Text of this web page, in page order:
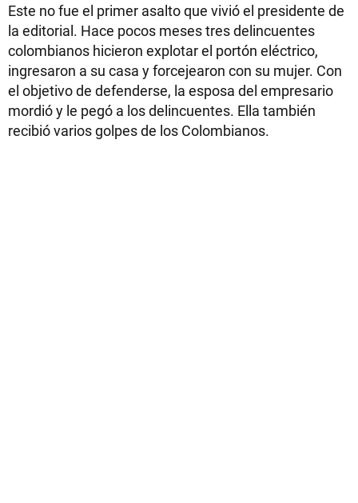
Este no fue el primer asalto que vivió el presidente de
la editorial. Hace pocos meses tres delincuentes
colombianos hicieron explotar el portón eléctrico,
ingresaron a su casa y forcejearon con su mujer. Con
el objetivo de defenderse, la esposa del empresario
mordió y le pegó a los delincuentes. Ella también
recibió varios golpes de los Colombianos.